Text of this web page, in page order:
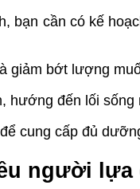
bạn cần có kế
giảm bớt lượng
hướng đến lối sống
cung cấp đủ
người lựa